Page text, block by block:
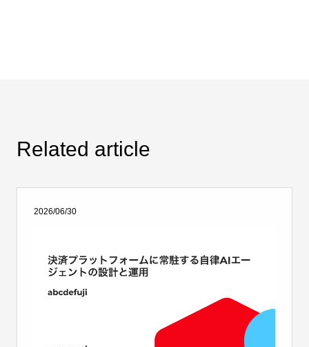
Related article
2026/06/30